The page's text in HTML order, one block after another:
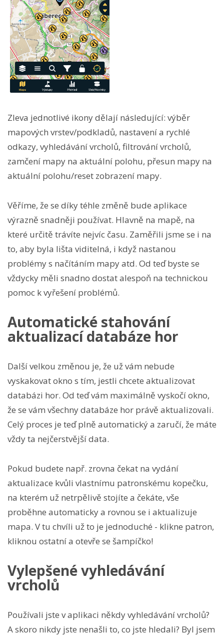
Zleva jednotlivé ikony dělají následující: výběr
mapových vrstev/podkladů, nastavení a rychlé
odkazy, vyhledávání vrcholů, filtrování vrcholů,
zamčení mapy na aktuální polohu, přesun mapy na
aktuální polohu/reset zobrazení mapy.
Věříme, že se díky téhle změně bude aplikace
výrazně snadněji používat. Hlavně na mapě, na
které určitě trávíte nejvíc času. Zaměřili jsme se i na
to, aby byla lišta viditelná, i když nastanou
problémy s načítáním mapy atd. Od teď byste se
vždycky měli snadno dostat alespoň na technickou
pomoc k vyřešení problémů.
Automatické stahování
aktualizací databáze hor
Další velkou změnou je, že už vám nebude
vyskakovat okno s tím, jestli chcete aktualizovat
databázi hor. Od teď vám maximálně vyskočí okno,
že se vám všechny databáze hor právě aktualizovali.
Celý proces je teď plně automatický a zaručí, že máte
vždy ta nejčerstvější data.
Pokud budete např. zrovna čekat na vydání
aktualizace kvůli vlastnímu patronskému kopečku,
na kterém už netrpělivě stojíte a čekáte, vše
proběhne automaticky a rovnou se i aktualizuje
mapa. V tu chvíli už to je jednoduché - klikne patron,
kliknou ostatní a otevře se šampíčko!
Vylepšené vyhledávání
vrcholů
Používali jste v aplikaci někdy vyhledávání vrcholů?
A skoro nikdy jste nenašli to, co jste hledali? Byl jsem